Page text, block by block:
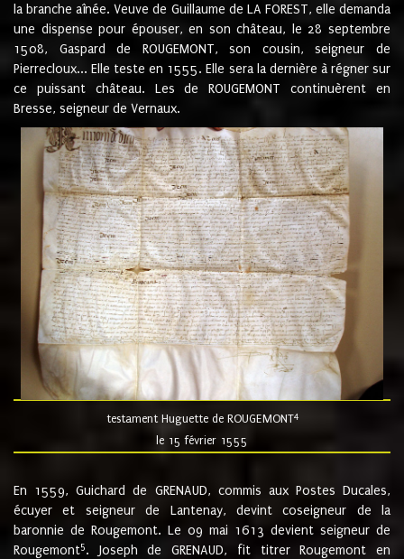
la branche aînée. Veuve de Guillaume de LA FOREST, elle demanda
une dispense pour épouser, en son château, le 28 septembre
1508, Gaspard de ROUGEMONT, son cousin, seigneur de
Pierrecloux... Elle teste en 1555. Elle sera la dernière à régner sur
ce puissant château. Les de ROUGEMONT continuèrent en
Bresse, seigneur de Vernaux.
testament Huguette de ROUGEMONT4
le 15 février 1555
En 1559, Guichard de GRENAUD, commis aux Postes Ducales,
écuyer et seigneur de Lantenay, devint coseigneur de la
baronnie de Rougemont. Le 09 mai 1613 devient seigneur de
Rougemont5. Joseph de GRENAUD, fit titrer Rougemont en